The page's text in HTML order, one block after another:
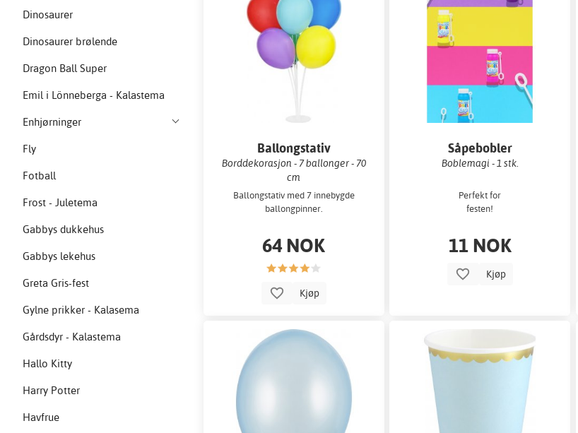
Dinosaurer
Dinosaurer brølende
Dragon Ball Super
Emil i Lönneberga - Kalastema
Enhjørninger
Fly
Fotball
Frost - Juletema
Gabbys dukkehus
Gabbys lekehus
Greta Gris-fest
Gylne prikker - Kalasema
Gårdsdyr - Kalastema
Hallo Kitty
Harry Potter
Havfrue
Ballongstativ
Borddekorasjon - 7 ballonger - 70
cm
Ballongstativ med 7 innebygde
ballongpinner.
64 NOK
Kjøp
Såpebobler
Boblemagi - 1 stk.
Perfekt for
festen!
11 NOK
Kjøp